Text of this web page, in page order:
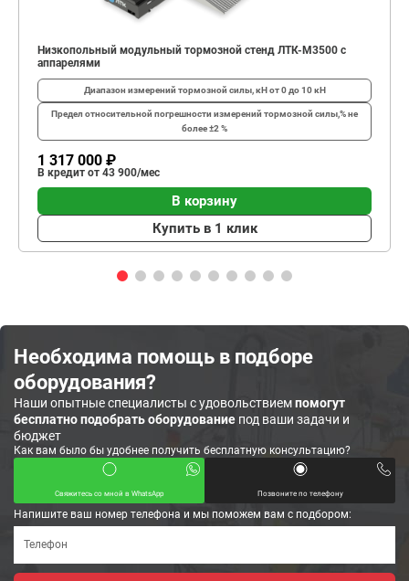
Низкопольный модульный тормозной стенд ЛТК-М3500 с
аппарелями
Диапазон измерений тормозной силы, кНот 0 до 10 кН
Предел относительной погрешности измерений тормозной силы,%не
более ±2 %
1 317 000 ₽
В кредит от 43 900/мес
В корзину
Купить в 1 клик
Необходима помощь в подборе
оборудования?
Наши опытные специалисты с удовольствиемпомогут
бесплатно подобрать оборудование под ваши задачи и
бюджет
Как вам было бы удобнее получить бесплатную консультацию?
Свяжитесь со мной в WhatsApp Позвоните по телефону
Напишите ваш номер телефона и мы поможем вам с подбором: